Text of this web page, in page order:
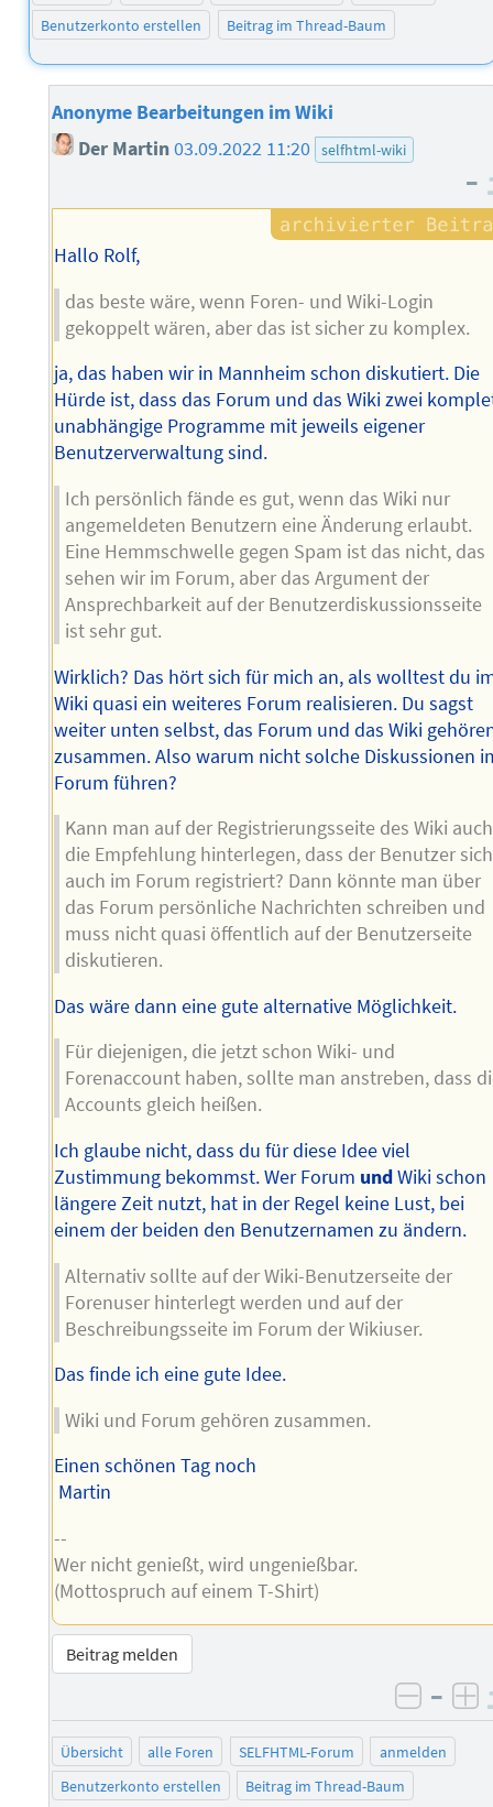
Benutzerkonto erstellen
Beitrag im Thread-Baum
Anonyme Bearbeitungen im Wiki
Der Martin03.09.2022 11:20 selfhtml-wiki
–
Hallo Rolf,
das beste wäre, wenn Foren- und Wiki-Login
gekoppelt wären, aber das ist sicher zu komplex.
ja, das haben wir in Mannheim schon diskutiert. Die
Hürde ist, dass das Forum und das Wiki zwei
unabhängige Programme mit jeweils eigener
Benutzerverwaltung sind.
Ich persönlich fände es gut, wenn das Wiki nur
angemeldeten Benutzern eine Änderung erlaubt.
Eine Hemmschwelle gegen Spam ist das nicht, das
sehen wir im Forum, aber das Argument der
Ansprechbarkeit auf der Benutzerdiskussionsseite
ist sehr gut.
Wirklich? Das hört sich für mich an, als wolltest du
Wiki quasi ein weiteres Forum realisieren. Du sagst
weiter unten selbst, das Forum und das Wiki
zusammen. Also warum nicht solche Diskussionen
Forum führen?
Kann man auf der Registrierungsseite des Wiki auch
die Empfehlung hinterlegen, dass der Benutzer sich
auch im Forum registriert? Dann könnte man über
das Forum persönliche Nachrichten schreiben und
muss nicht quasi öffentlich auf der Benutzerseite
diskutieren.
Das wäre dann eine gute alternative Möglichkeit.
Für diejenigen, die jetzt schon Wiki- und
Forenaccount haben, sollte man anstreben, dass
Accounts gleich heißen.
Ich glaube nicht, dass du für diese Idee viel
Zustimmung bekommst. Wer Forum undWiki schon
längere Zeit nutzt, hat in der Regel keine Lust, bei
einem der beiden den Benutzernamen zu ändern.
Alternativ sollte auf der Wiki-Benutzerseite der
Forenuser hinterlegt werden und auf der
Beschreibungsseite im Forum der Wikiuser.
Das finde ich eine gute Idee.
Wiki und Forum gehören zusammen.
Einen schönen Tag noch
Martin
--
Wer nicht genießt, wird ungenießbar.
(Mottospruch auf einem T-Shirt)
Beitrag melden
–
Übersicht alle Foren SELFHTML-Forum
anmelden
Benutzerkonto erstellen
Beitrag im Thread-Baum